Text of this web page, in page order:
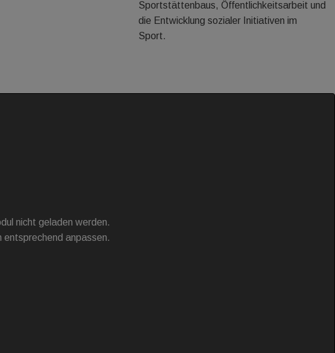
Sportstättenbaus, Öffentlichkeitsarbeit und
die Entwicklung sozialer Initiativen im
Sport.
nicht geladen werden.
entsprechend anpassen.